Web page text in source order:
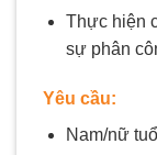
Thực hiện
sự phân
Yêu cầu:
Nam/nữ